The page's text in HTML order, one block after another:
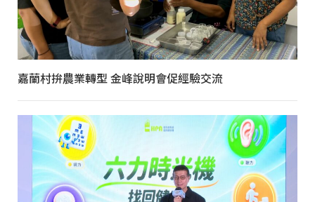
嘉蘭村拚農業轉型 金峰說明會促經驗交流